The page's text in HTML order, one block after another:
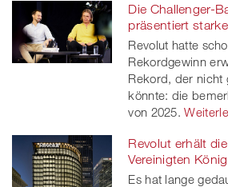
Die Challenger-
präsentiert
Revolut hatte
Rekordgewinn
Rekord, der nicht
könnte: die
von 2025.
Revolut erhält
Vereinigten
Es hat lange